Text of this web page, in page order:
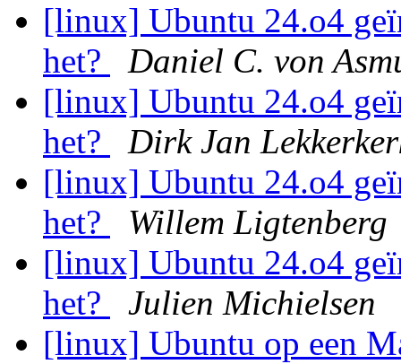
[linux] Ubuntu 24.o4
het?
Daniel C. von
[linux] Ubuntu 24.o4
het?
Dirk Jan
[linux] Ubuntu 24.o4
het?
Willem Ligtenberg
[linux] Ubuntu 24.o4
het?
Julien Michielsen
[linux] Ubuntu op een